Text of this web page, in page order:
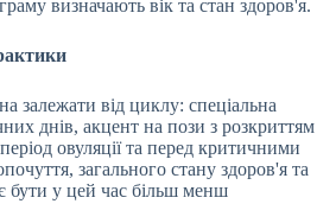
визначають вік та стан здоров'я.
залежати від циклу: спеціальна
днів, акцент на пози з розкриттям
овуляції та перед критичними
загального стану здоров'я та
бути у цей час більш менш